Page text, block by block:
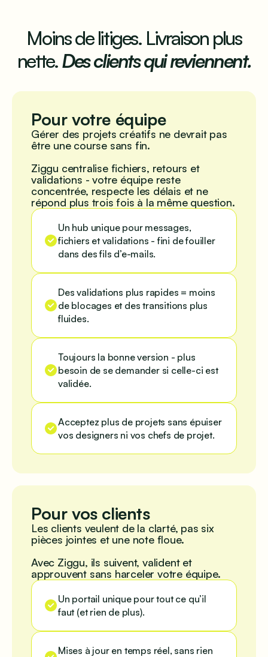
Moins de litiges. Livraison plus
nette.Des clients qui reviennent.
Pour votre équipe
Gérer des projets créatifs ne devrait pas
être une course sans fin.
Ziggu centralise fichiers, retours et
validations - votre équipe reste
concentrée, respecte les délais et ne
répond plus trois fois à la même question.
Un hub unique pour messages,
fichiers et validations - fini de fouiller
dans des fils d’e-mails.
Des validations plus rapides = moins
de blocages et des transitions plus
fluides.
Toujours la bonne version - plus
besoin de se demander si celle-ci est
validée.
Acceptez plus de projets sans épuiser
vos designers ni vos chefs de projet.
Pour vos clients
Les clients veulent de la clarté, pas six
pièces jointes et une note floue.
Avec Ziggu, ils suivent, valident et
approuvent sans harceler votre équipe.
Un portail unique pour tout ce qu’il
faut (et rien de plus).
Mises à jour en temps réel, sans rien